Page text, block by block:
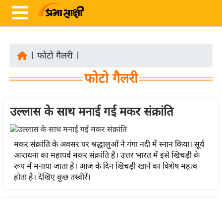
ज़ा
ब
रा
ष्ट्री
य
अं
फोटो गैलरी
फोटो गैलरी
उल्लास के साथ मनाई गई मकर संक्रांति
मकर संक्रांति के अवसर पर श्रद्धालुओं ने गंगा नदी में स्नान किया। सूर्य
आराधना का महापर्व मकर संक्रांति है। उत्तर भारत में इसे खिचड़ी के
रूप में मनाया जाता है। आज के दिन खिचड़ी खाने का विशेष महत्व
होता है। देखिए कुछ तस्वीरें।